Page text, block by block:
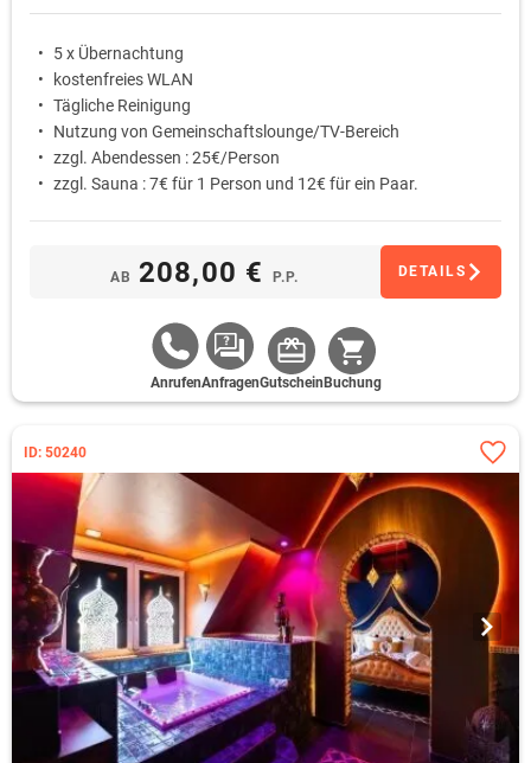
5 x Übernachtung
kostenfreies WLAN
Tägliche Reinigung
Nutzung von Gemeinschaftslounge/TV-Bereich
zzgl. Abendessen : 25€/Person
zzgl. Sauna : 7€ für 1 Person und 12€ für ein Paar.
AB 208,00 € P.P. DETAILS
AnrufenAnfragenGutschein Buchung
ID: 50240